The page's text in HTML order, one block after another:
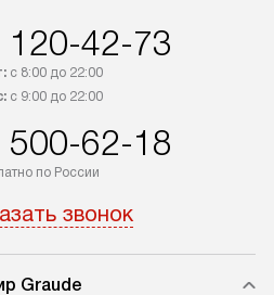
120-42-73
с 8:00 до 22:00
с 9:00 до 22:00
500-62-18
по России
звонок
Graude